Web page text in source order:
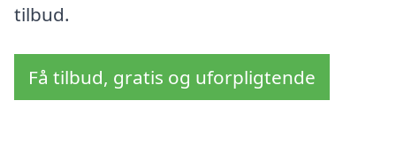
tilbud.
Få tilbud, gratis og uforpligtende